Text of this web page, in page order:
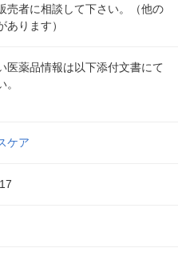
売者に相談して下さい。（他の
あります）
医薬品情報は以下添付文書にて
ケア